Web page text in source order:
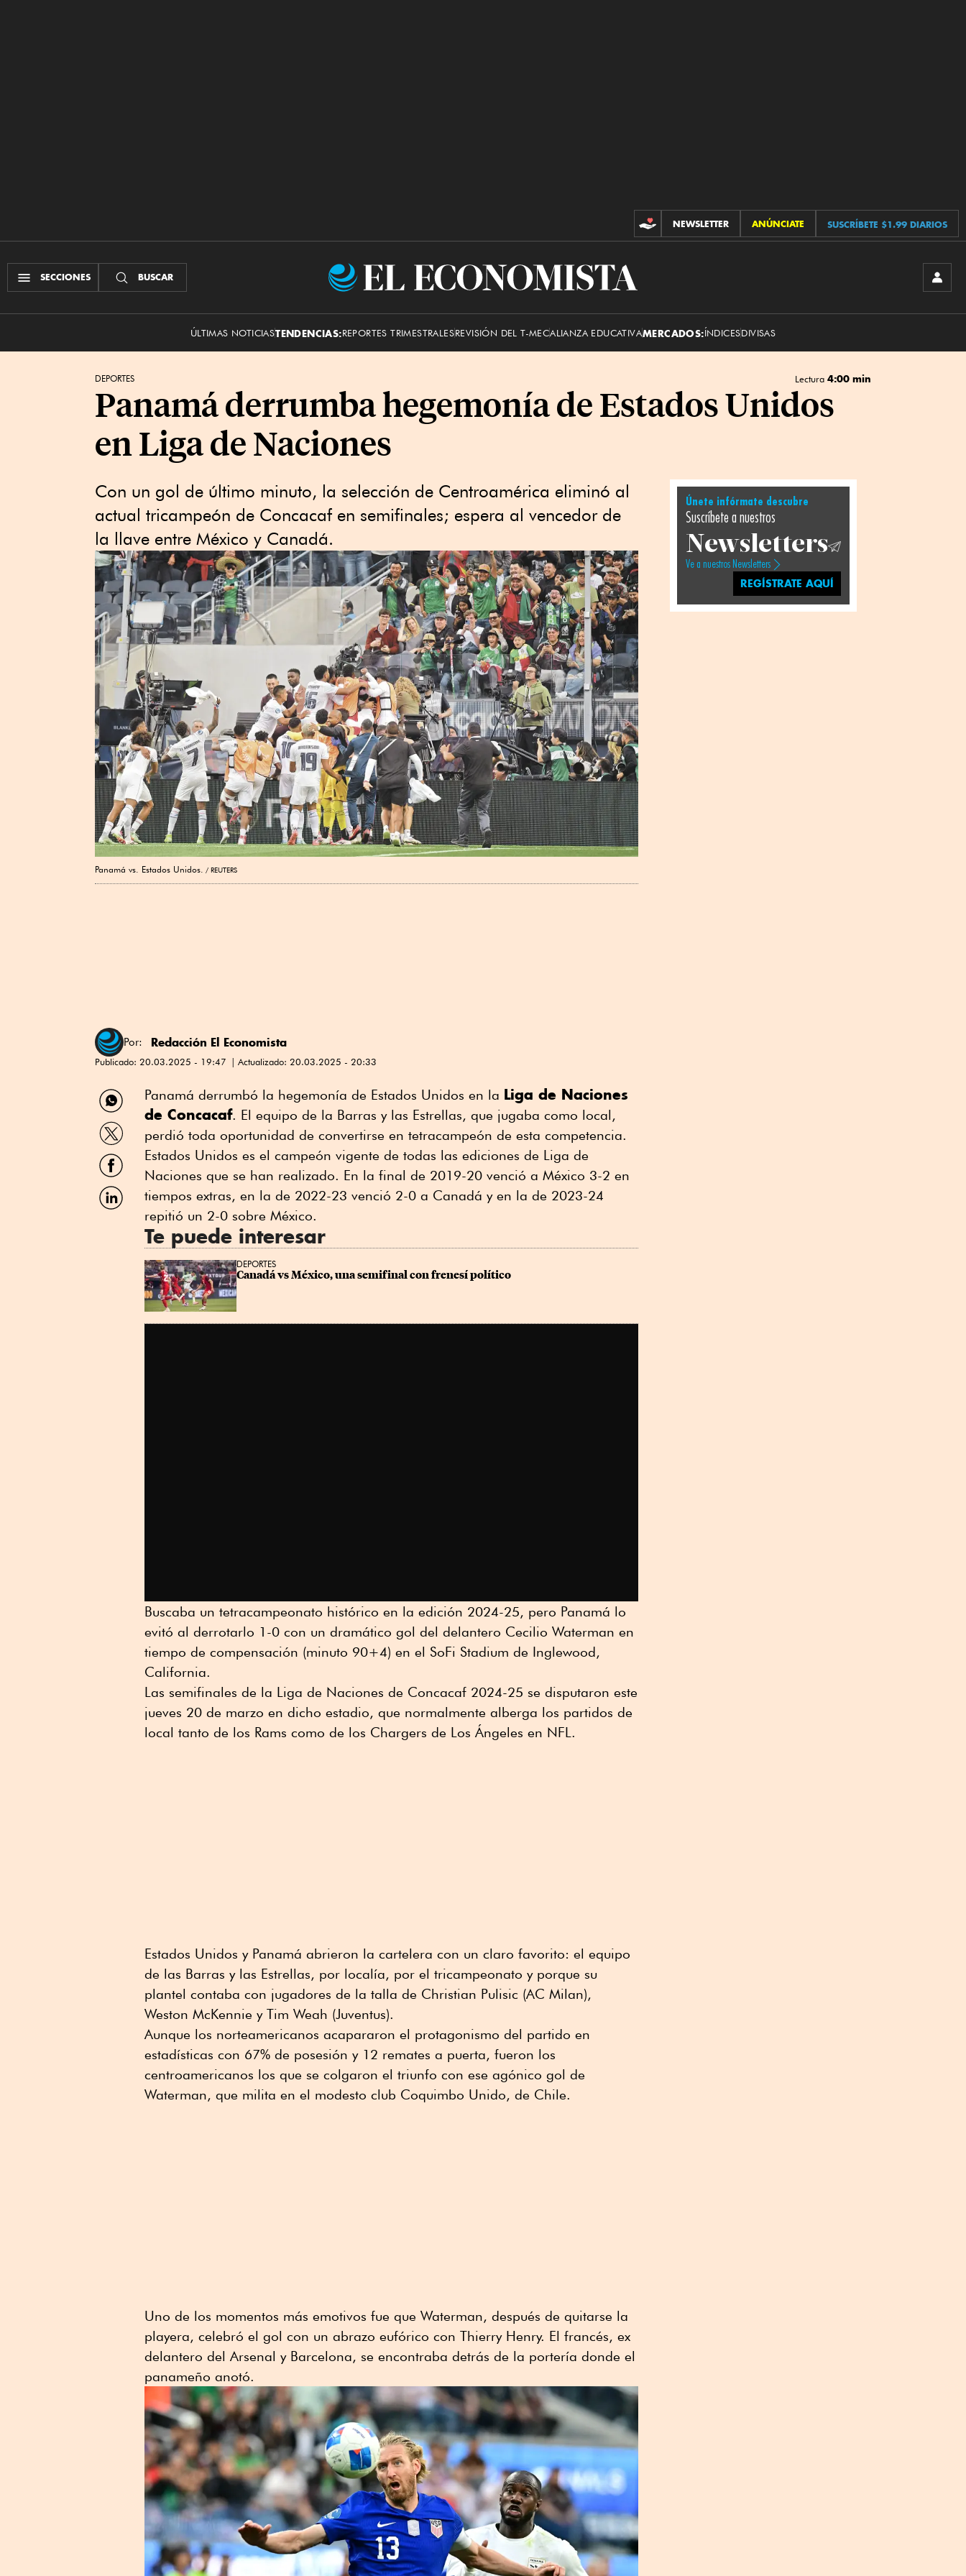
CONTRIBUCIONES
NEWSLETTER ANÚNCIATE SUSCRÍBETE $1.99 DIARIOS
SECCIONES BUSCAR
El
ÚLTIMAS NOTICIASTENDENCIAS:REPORTES TRIMESTRALESREVISIÓN DEL T-MECALIANZA EDUCATIVAMERCADOS:ÍNDICESDIVISAS
DEPORTES Lectura 4:00 min
Panamá derrumba hegemonía de Estados Unidos
en Liga de Naciones
Con un gol de último minuto, la selección de Centroamérica eliminó al
actual tricampeón de Concacaf en semifinales; espera al vencedor de
la llave entre México y Canadá.
Panamá vs. Estados Unidos. REUTERS
Por: Redacción El Economista
Publicado: 20.03.2025 - 19:47 Actualizado: 20.03.2025 - 20:33
Compartir
por
WhatsApp
Compartir
por
Twitter
Compartir
por
Facebook
Compartir
por
Panamá derrumbó la hegemonía de Estados Unidos en la Liga de Naciones
de Concacaf. El equipo de la Barras y las Estrellas, que jugaba como local,
perdió toda oportunidad de convertirse en tetracampeón de esta competencia.
Estados Unidos es el campeón vigente de todas las ediciones de Liga de
Naciones que se han realizado. En la final de 2019-20 venció a México 3-2 en
tiempos extras, en la de 2022-23 venció 2-0 a Canadá y en la de 2023-24
repitió un 2-0 sobre México.
Te puede interesar
DEPORTES
Canadá vs México, una semifinal con frenesí político
Buscaba un tetracampeonato histórico en la edición 2024-25, pero Panamá lo
evitó al derrotarlo 1-0 con un dramático gol del delantero Cecilio Waterman en
tiempo de compensación (minuto 90+4) en el SoFi Stadium de Inglewood,
California.
Las semifinales de la Liga de Naciones de Concacaf 2024-25 se disputaron este
jueves 20 de marzo en dicho estadio, que normalmente alberga los partidos de
local tanto de los Rams como de los Chargers de Los Ángeles en NFL.
Estados Unidos y Panamá abrieron la cartelera con un claro favorito: el equipo
de las Barras y las Estrellas, por localía, por el tricampeonato y porque su
plantel contaba con jugadores de la talla de Christian Pulisic (AC Milan),
Weston McKennie y Tim Weah (Juventus).
Aunque los norteamericanos acapararon el protagonismo del partido en
estadísticas con 67% de posesión y 12 remates a puerta, fueron los
centroamericanos los que se colgaron el triunfo con ese agónico gol de
Waterman, que milita en el modesto club Coquimbo Unido, de Chile.
Uno de los momentos más emotivos fue que Waterman, después de quitarse la
playera, celebró el gol con un abrazo eufórico con Thierry Henry. El francés, ex
delantero del Arsenal y Barcelona, se encontraba detrás de la portería donde el
panameño anotó.
Únete infórmate descubre
Suscríbete a nuestros
Newsletters
Ve a nuestros Newsletters
REGÍSTRATE AQUÍ